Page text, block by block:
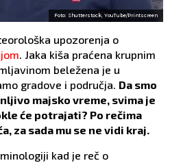
Foto: Shutterstock, YouTube/Printscreen
upozorenja o
. Jaka kiša praćena krupnim
beležena je u
gradove i područja. Da smo
majsko vreme, svima je
će potrajati? Po rečima
za sada mu se ne vidi kraj.
kad je reč o